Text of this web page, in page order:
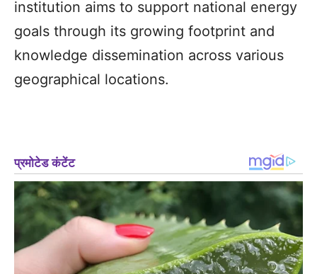
institution aims to support national energy
goals through its growing footprint and
knowledge dissemination across various
geographical locations.